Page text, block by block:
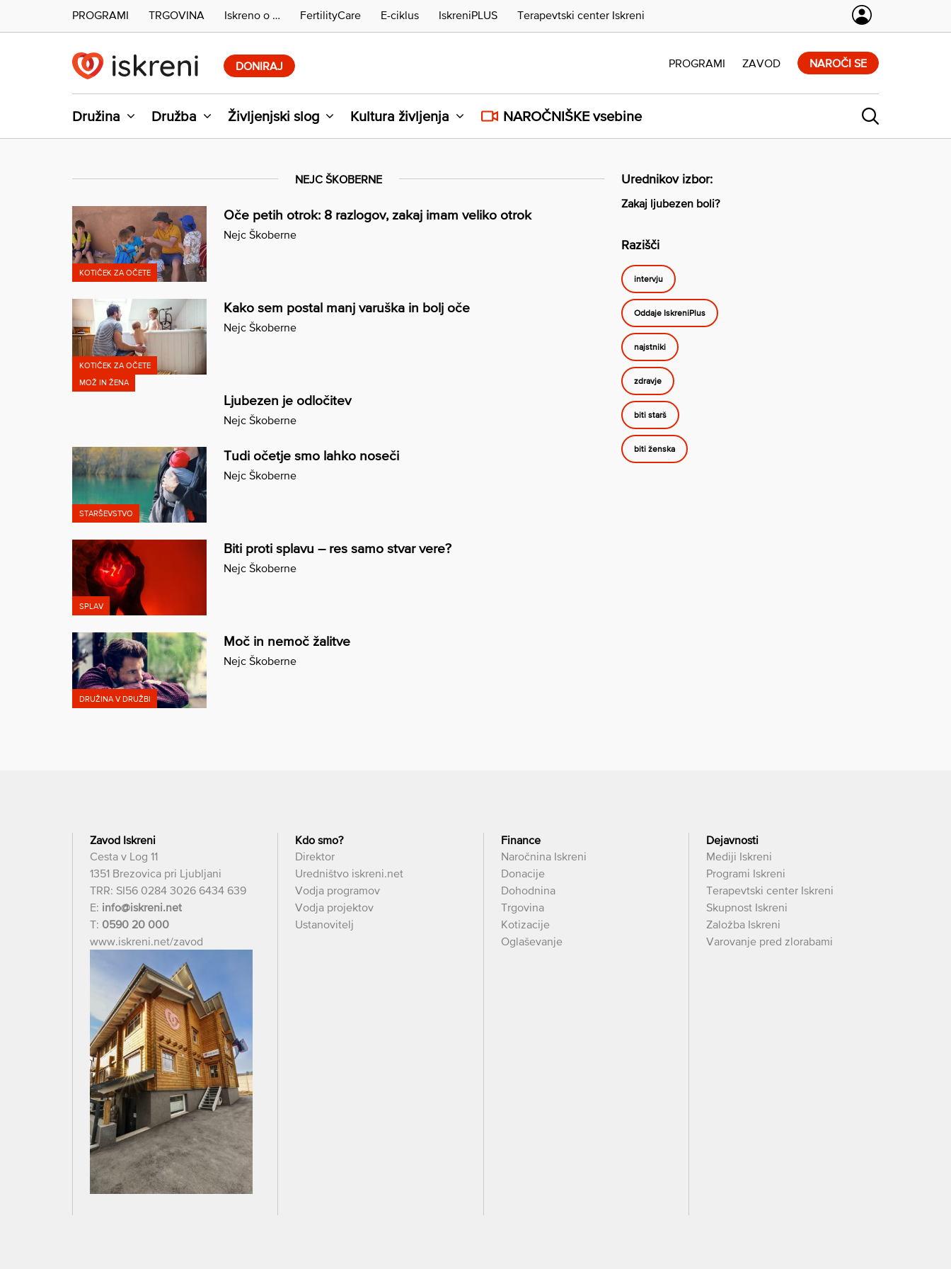
DONIRAJ
Družina Družba Življenjski slog Kultura življenja NAROČNIŠKE vsebine
PROGRAMI ZAVOD NAROČI SE
PROGRAMI TRGOVINA Iskreno o … FertilityCare E-ciklus IskreniPLUS Terapevtski center Iskreni
NEJC ŠKOBERNE
KOTIČEK ZA OČETE
Oče petih otrok: 8 razlogov, zakaj imam veliko otrok
Nejc Škoberne
KOTIČEK ZA OČETE
Kako sem postal manj varuška in bolj oče
Nejc Škoberne
MOŽ IN ŽENA
Ljubezen je odločitev
Nejc Škoberne
STARŠEVSTVO
Tudi očetje smo lahko noseči
Nejc Škoberne
SPLAV
Biti proti splavu – res samo stvar vere?
Nejc Škoberne
DRUŽINA V DRUŽBI
Moč in nemoč žalitve
Nejc Škoberne
Urednikov izbor:
Zakaj ljubezen boli?
Razišči
intervju
Oddaje IskreniPlus
najstniki
zdravje
biti starš
biti ženska
Zavod Iskreni
Cesta v Log 11
1351 Brezovica pri Ljubljani
TRR: SI56 0284 3026 6434 639
E: info@iskreni.net
T: 0590 20 000
www.iskreni.net/zavod
Kdo smo?
Direktor
Uredništvo iskreni.net
Vodja programov
Vodja projektov
Ustanovitelj
Finance
Naročnina Iskreni
Donacije
Dohodnina
Trgovina
Kotizacije
Oglaševanje
Dejavnosti
Mediji Iskreni
Programi Iskreni
Terapevtski center Iskreni
Skupnost Iskreni
Založba Iskreni
Varovanje pred zlorabami